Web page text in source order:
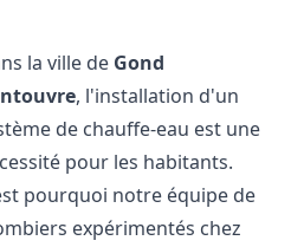
la ville de Gond
, l'installation d'un
de chauffe-eau est une
pour les habitants.
pourquoi notre équipe de
expérimentés chez